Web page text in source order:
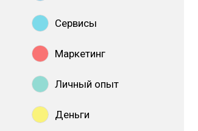
Сервисы
Маркетинг
Личный опыт
Деньги